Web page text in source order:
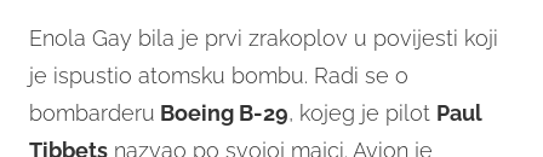
Enola Gay bila je prvi zrakoplov u povijesti koji
je ispustio atomsku bombu. Radi se o
bombarderu Boeing B-29, kojeg je pilot Paul
Tibbets nazvao po svojoj majci. Avion je